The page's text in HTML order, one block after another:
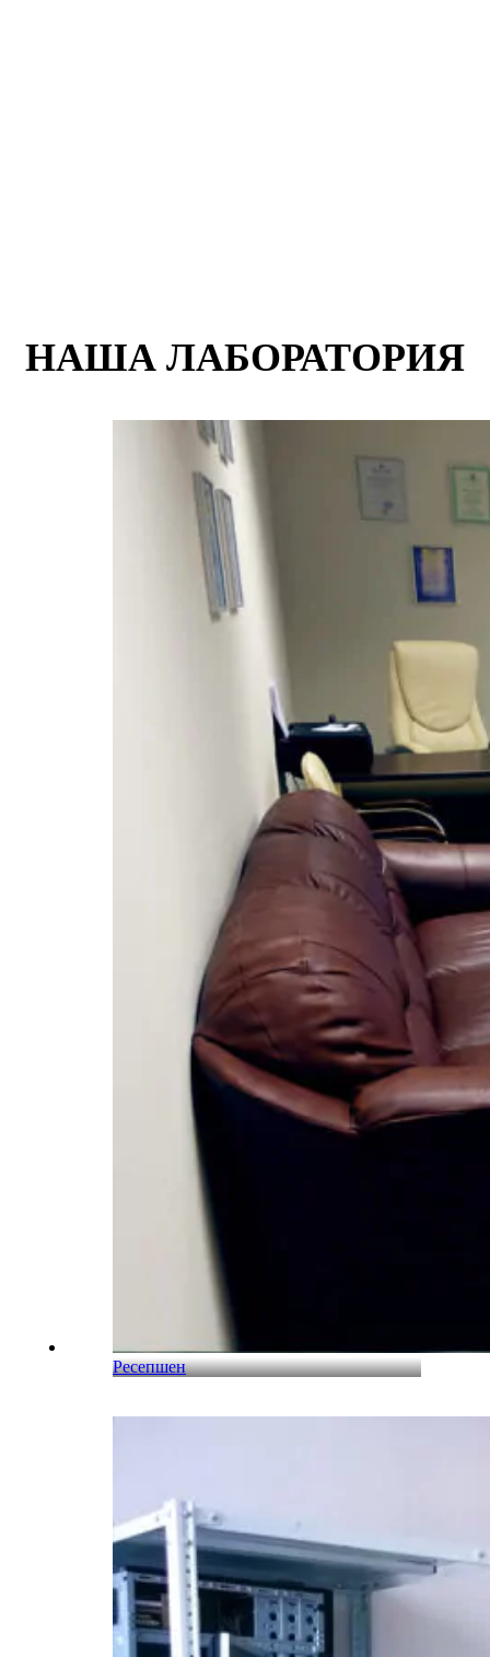
НАША ЛАБОРАТОРИЯ
Ресепшен